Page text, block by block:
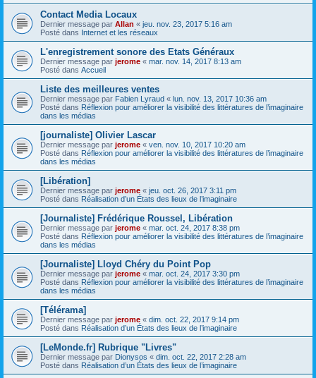
Contact Media Locaux
Dernier message par Allan « jeu. nov. 23, 2017 5:16 am
Posté dans Internet et les réseaux
L'enregistrement sonore des Etats Généraux
Dernier message par jerome « mar. nov. 14, 2017 8:13 am
Posté dans Accueil
Liste des meilleures ventes
Dernier message par Fabien Lyraud « lun. nov. 13, 2017 10:36 am
Posté dans Réflexion pour améliorer la visibilité des littératures de l’imaginaire
dans les médias
[journaliste] Olivier Lascar
Dernier message par jerome « ven. nov. 10, 2017 10:20 am
Posté dans Réflexion pour améliorer la visibilité des littératures de l’imaginaire
dans les médias
[Libération]
Dernier message par jerome « jeu. oct. 26, 2017 3:11 pm
Posté dans Réalisation d’un États des lieux de l’imaginaire
[Journaliste] Frédérique Roussel, Libération
Dernier message par jerome « mar. oct. 24, 2017 8:38 pm
Posté dans Réflexion pour améliorer la visibilité des littératures de l’imaginaire
dans les médias
[Journaliste] Lloyd Chéry du Point Pop
Dernier message par jerome « mar. oct. 24, 2017 3:30 pm
Posté dans Réflexion pour améliorer la visibilité des littératures de l’imaginaire
dans les médias
[Télérama]
Dernier message par jerome « dim. oct. 22, 2017 9:14 pm
Posté dans Réalisation d’un États des lieux de l’imaginaire
[LeMonde.fr] Rubrique "Livres"
Dernier message par Dionysos « dim. oct. 22, 2017 2:28 am
Posté dans Réalisation d’un États des lieux de l’imaginaire